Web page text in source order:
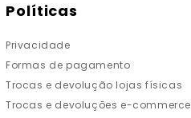
Políticas
Privacidade
Formas de pagamento
Trocas e devolução lojas físicas
Trocas e devoluções e-commerce